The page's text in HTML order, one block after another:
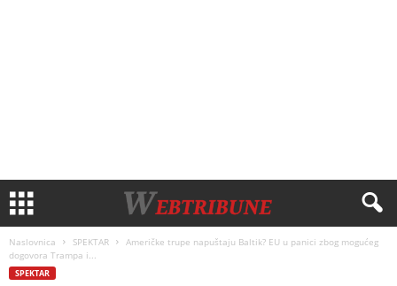
Naslovnica SPEKTAR
Američke trupe napuštaju Baltik? EU u panici zbog mogućeg
dogovora Trampa i...
SPEKTAR